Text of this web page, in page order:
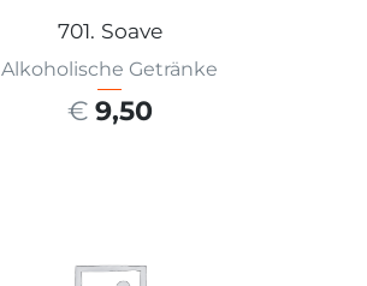
701. Soave
Alkoholische Getränke
€ 9,50